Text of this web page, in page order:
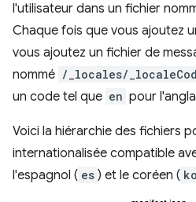
l'utilisateur dans un fichier
Chaque fois que vous ajoutez
vous ajoutez un fichier de
nommé /_locales/
un code tel que en pour
Voici la hiérarchie des fichiers
internationalisée compatible
l'espagnol ( es ) et le coréen ( ko